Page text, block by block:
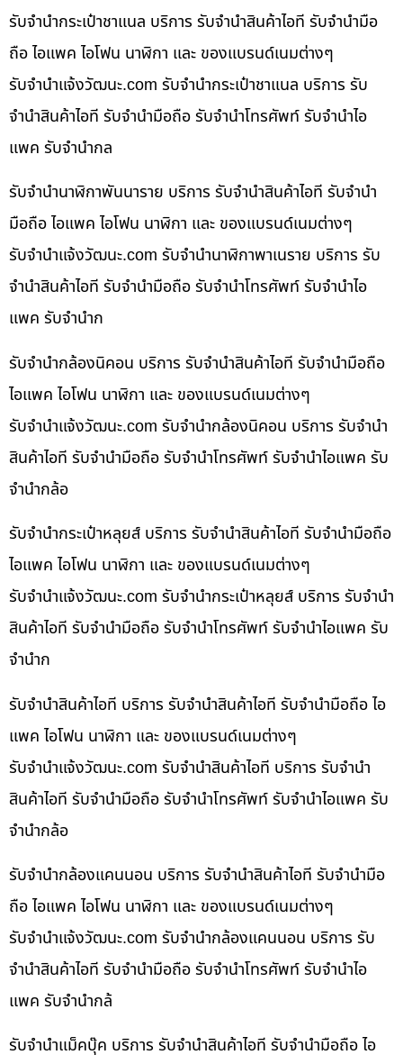
รับจำนำกระเป๋าชาแนล บริการ รับจำนำสินค้าไอที รับจำนำมือ
ถือ ไอแพค ไอโฟน นาฬิกา และ ของแบรนด์เนมต่างๆ
รับจํานําแจ้งวัฒนะ.com รับจำนำกระเป๋าชาแนล บริการ รับ
จำนำสินค้าไอที รับจำนำมือถือ รับจำนำโทรศัพท์ รับจำนำไอ
แพค รับจำนำกล
รับจำนำนาฬิกาพันนาราย บริการ รับจำนำสินค้าไอที รับจำนำ
มือถือ ไอแพค ไอโฟน นาฬิกา และ ของแบรนด์เนมต่างๆ
รับจํานําแจ้งวัฒนะ.com รับจำนำนาฬิกาพาเนราย บริการ รับ
จำนำสินค้าไอที รับจำนำมือถือ รับจำนำโทรศัพท์ รับจำนำไอ
แพค รับจำนำก
รับจำนำกล้องนิคอน บริการ รับจำนำสินค้าไอที รับจำนำมือถือ
ไอแพค ไอโฟน นาฬิกา และ ของแบรนด์เนมต่างๆ
รับจํานําแจ้งวัฒนะ.com รับจำนำกล้องนิคอน บริการ รับจำนำ
สินค้าไอที รับจำนำมือถือ รับจำนำโทรศัพท์ รับจำนำไอแพค รับ
จำนำกล้อ
รับจำนำกระเป๋าหลุยส์ บริการ รับจำนำสินค้าไอที รับจำนำมือถือ
ไอแพค ไอโฟน นาฬิกา และ ของแบรนด์เนมต่างๆ
รับจํานําแจ้งวัฒนะ.com รับจำนำกระเป๋าหลุยส์ บริการ รับจำนำ
สินค้าไอที รับจำนำมือถือ รับจำนำโทรศัพท์ รับจำนำไอแพค รับ
จำนำก
รับจำนำสินค้าไอที บริการ รับจำนำสินค้าไอที รับจำนำมือถือ ไอ
แพค ไอโฟน นาฬิกา และ ของแบรนด์เนมต่างๆ
รับจํานําแจ้งวัฒนะ.com รับจำนำสินค้าไอที บริการ รับจำนำ
สินค้าไอที รับจำนำมือถือ รับจำนำโทรศัพท์ รับจำนำไอแพค รับ
จำนำกล้อ
รับจำนำกล้องแคนนอน บริการ รับจำนำสินค้าไอที รับจำนำมือ
ถือ ไอแพค ไอโฟน นาฬิกา และ ของแบรนด์เนมต่างๆ
รับจํานําแจ้งวัฒนะ.com รับจำนำกล้องแคนนอน บริการ รับ
จำนำสินค้าไอที รับจำนำมือถือ รับจำนำโทรศัพท์ รับจำนำไอ
แพค รับจำนำกล้
รับจำนำแม็คบุ๊ค บริการ รับจำนำสินค้าไอที รับจำนำมือถือ ไอ